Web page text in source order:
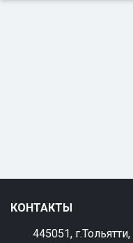
КОНТАКТЫ
445051,